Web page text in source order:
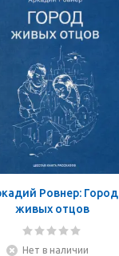
Ровнер: Город
живых отцов
Нет в наличии